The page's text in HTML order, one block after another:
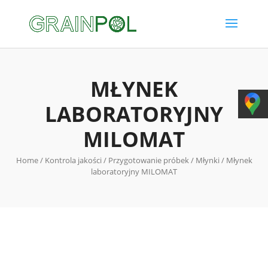
MŁYNEK
LABORATORYJNY
MILOMAT
Home/ Kontrola jakości / Przygotowanie próbek/ Młynki / Młynek
laboratoryjny MILOMAT